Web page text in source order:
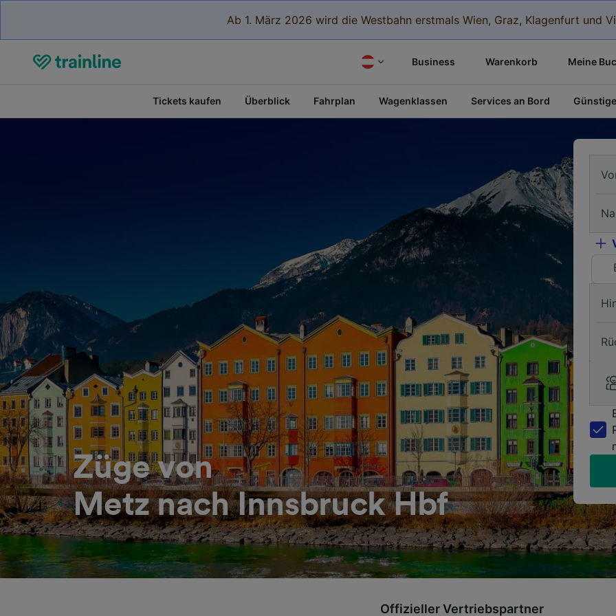
Ab 1. März 2026 wird die Westbahn erstmals Wien, Graz, Klagenfurt und
Business Warenkorb Meine
Tickets kaufen Überblick Fahrplan Wagenklassen Services an Bord
Züge von
Metz nach Innsbruck Hbf
Offizieller Vertriebspartner